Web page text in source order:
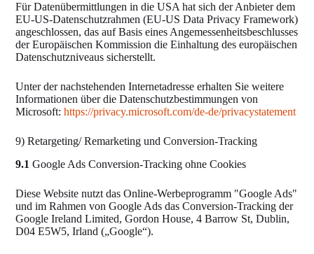
Für Datenübermittlungen in die USA hat sich der Anbieter dem
EU-US-Datenschutzrahmen (EU-US Data Privacy Framework)
angeschlossen, das auf Basis eines Angemessenheitsbeschlusses
der Europäischen Kommission die Einhaltung des europäischen
Datenschutzniveaus sicherstellt.
Unter der nachstehenden Internetadresse erhalten Sie weitere
Informationen über die Datenschutzbestimmungen von
Microsoft:https://privacy.microsoft.com/de-de/privacystatement
9) Retargeting/ Remarketing und Conversion-Tracking
9.1 Google Ads Conversion-Tracking ohne Cookies
Diese Website nutzt das Online-Werbeprogramm "Google Ads"
und im Rahmen von Google Ads das Conversion-Tracking der
Google Ireland Limited, Gordon House, 4 Barrow St, Dublin,
D04 E5W5, Irland („Google“).